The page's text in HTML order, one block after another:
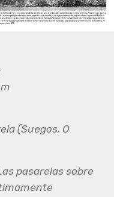
(Suegos, O
pasarelas sobre